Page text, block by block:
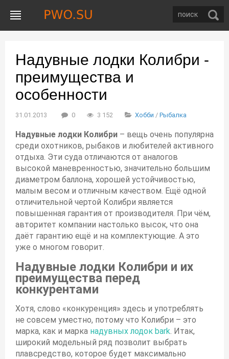
Надувные лодки Колибри -
преимущества и
особенности
31.01.2013 0 3 152 Хобби / Рыбалка
Надувные лодки Колибри – вещь очень популярна
среди охотников, рыбаков и любителей активного
отдыха. Эти суда отличаются от аналогов
высокой маневренностью, значительно большим
диаметром баллона, хорошей устойчивостью,
малым весом и отличным качеством. Ещё одной
отличительной чертой Колибри является
повышенная гарантия от производителя. При чём,
авторитет компании настолько высок, что она
даёт гарантию ещё и на комплектующие. А это
уже о многом говорит.
Надувные лодки Колибри и их
преимущества перед
конкурентами
Хотя, слово «конкуренция» здесь и употреблять
не совсем уместно, потому что Колибри – это
марка, как и марка надувных лодок bark. Итак,
широкий модельный ряд позволит выбрать
плавсредство, которое будет максимально